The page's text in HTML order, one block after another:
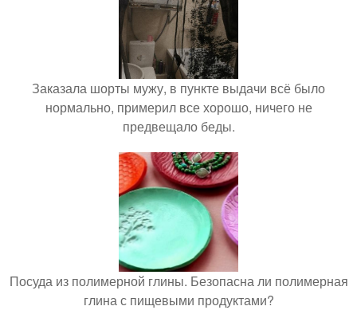
Заказала шорты мужу, в пункте выдачи всё было
нормально, примерил все хорошо, ничего не
предвещало беды.
Посуда из полимерной глины. Безопасна ли полимерная
глина с пищевыми продуктами?